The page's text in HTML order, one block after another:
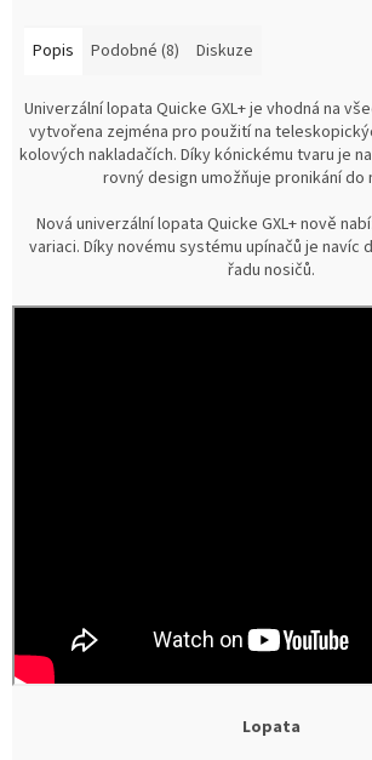
Popis Podobné (8) Diskuze
Univerzální lopata Quicke GXL+ je vhodná na
vytvořena zejména pro použití na
kolových nakladačích. Díky kónickému tvaru je
rovný design umožňuje pronikání do
Nová univerzální lopata Quicke GXL+ nově
variaci. Díky novému systému upínačů je navíc
řadu nosičů.
Lopata